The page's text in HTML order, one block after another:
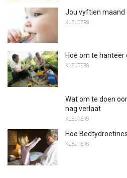
Jou vyftien maand
KLEUTERS
Hoe om te
KLEUTERS
Wat om te doen
nag verlaat
KLEUTERS
Hoe
KLEUTERS